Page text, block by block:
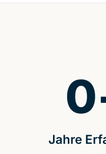
Jahre
0